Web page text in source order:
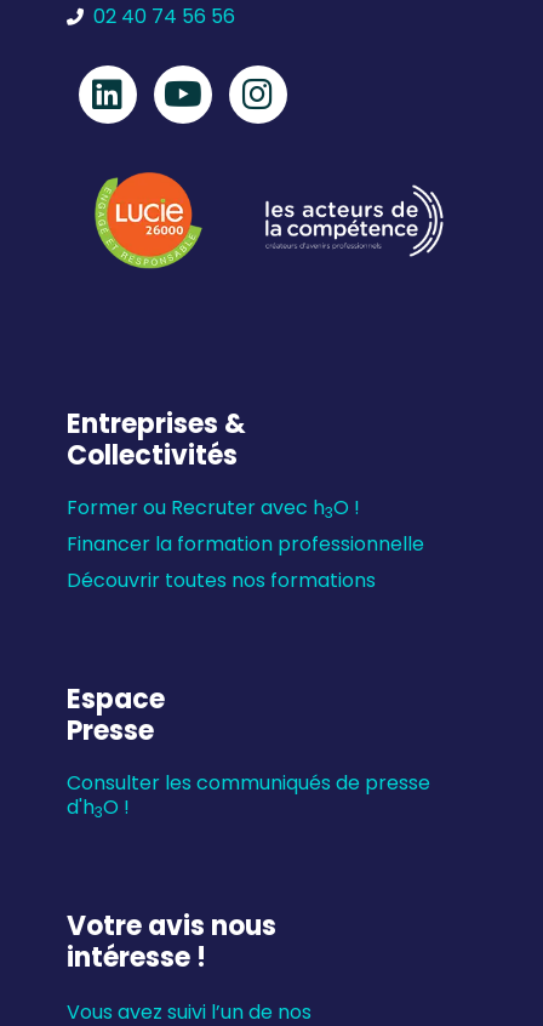
02 40 74 56 56
Entreprises &
Collectivités
Former ou Recruter avec h3O !
Financer la formation professionnelle
Découvrir toutes nos formations
Espace
Presse
Consulter les communiqués de presse
d'h3O !
Votre avis nous
intéresse !
Vous avez suivi l’un de nos